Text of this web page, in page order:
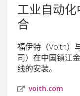
工业自动
合
福伊特（Voith）
司）在中国镇江
线的安装。
voith.com